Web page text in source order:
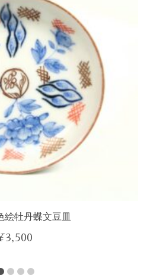
牡丹蝶文豆皿
3,500